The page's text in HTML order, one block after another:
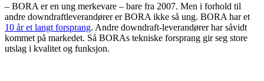
– BORA er en ung merkevare – bare fra 2007. Men i forhold til
andre downdraftleverandører er BORA ikke så ung. BORA har et
10 år et langt forsprang. Andre downdraft-leverandører har såvidt
kommet på markedet. Så BORAs tekniske forsprang gir seg store
utslag i kvalitet og funksjon.